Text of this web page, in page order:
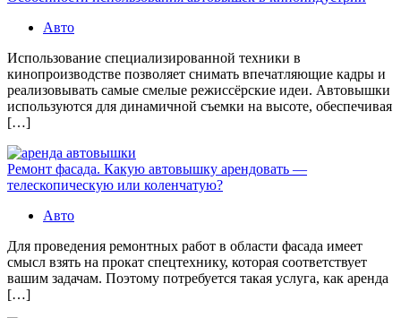
Авто
Использование специализированной техники в
кинопроизводстве позволяет снимать впечатляющие кадры и
реализовывать самые смелые режиссёрские идеи. Автовышки
используются для динамичной съемки на высоте, обеспечивая
[…]
Ремонт фасада. Какую автовышку арендовать —
телескопическую или коленчатую?
Авто
Для проведения ремонтных работ в области фасада имеет
смысл взять на прокат спецтехнику, которая соответствует
вашим задачам. Поэтому потребуется такая услуга, как аренда
[…]